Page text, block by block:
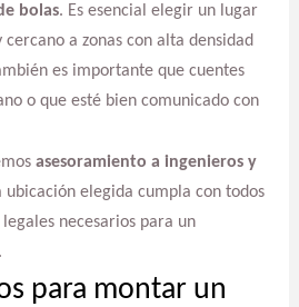
bolas. Es esencial elegir un lugar
a zonas con alta densidad
es importante que cuentes
o que esté bien comunicado con
asesoramiento a ingenieros y
elegida cumpla con todos
necesarios para un
para montar un